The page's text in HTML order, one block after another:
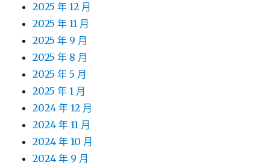
2025 年 12 月
2025 年 11 月
2025 年 9 月
2025 年 8 月
2025 年 5 月
2025 年 1 月
2024 年 12 月
2024 年 11 月
2024 年 10 月
2024 年 9 月